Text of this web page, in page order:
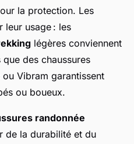
la protection. Les
leur usage : les
légères conviennent
des chaussures
Vibram garantissent
ou boueux.
randonnée
de la durabilité et du